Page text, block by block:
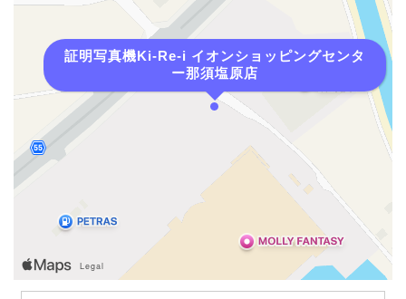
証明写真機Ki-Re-i イオンショッピングセンタ
ー那須塩原店